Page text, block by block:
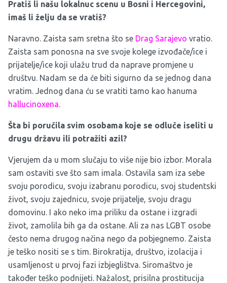
Pratiš li našu lokalnuc scenu u Bosni i Hercegovini,
imaš li želju da se vratiš?
Naravno. Zaista sam sretna što se Drag Sarajevo vratio.
Zaista sam ponosna na sve svoje kolege izvođače/ice i
prijatelje/ice koji ulažu trud da naprave promjene u
društvu. Nadam se da će biti sigurno da se jednog dana
vratim. Jednog dana ću se vratiti tamo kao hanuma
hallucinoxena.
Šta bi poručila svim osobama koje se odluče iseliti u
drugu državu ili potražiti azil?
Vjerujem da u mom slučaju to više nije bio izbor. Morala
sam ostaviti sve što sam imala. Ostavila sam iza sebe
svoju porodicu, svoju izabranu porodicu, svoj studentski
život, svoju zajednicu, svoje prijatelje, svoju dragu
domovinu. I ako neko ima priliku da ostane i izgradi
život, zamolila bih ga da ostane. Ali za nas LGBT osobe
često nema drugog načina nego da pobjegnemo. Zaista
je teško nositi se s tim. Birokratija, društvo, izolacija i
usamljenost u prvoj fazi izbjeglištva. Siromaštvo je
također teško podnijeti. Nažalost, prisilna prostitucija